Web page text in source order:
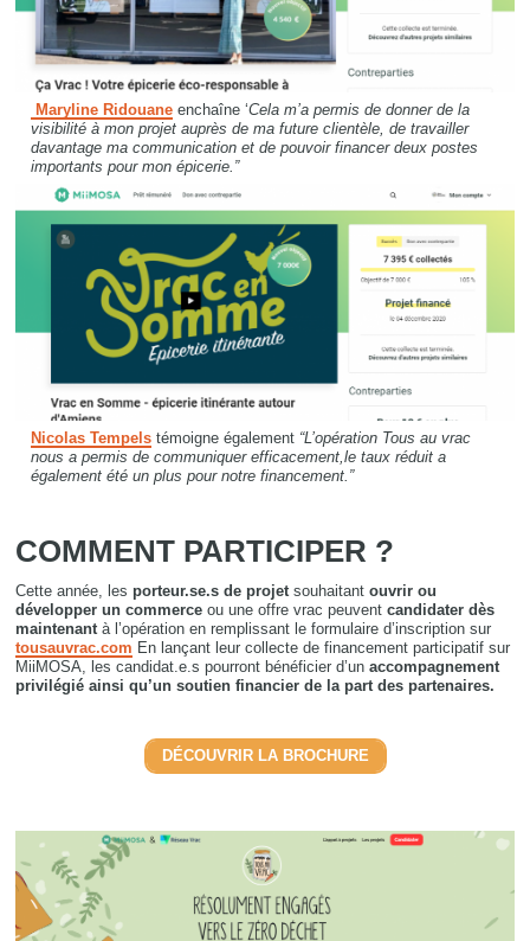
Maryline Ridouane enchaîne ‘Cela m’a permis de donner de la
visibilité à mon projet auprès de ma future clientèle, de travailler
davantage ma communication et de pouvoir financer deux postes
importants pour mon épicerie.”
Nicolas Tempels témoigne également “L’opération Tous au vrac
nous a permis de communiquer efficacement,le taux réduit a
également été un plus pour notre financement.”
COMMENT PARTICIPER ?
Cette année, les porteur.se.s de projetsouhaitant ouvrir ou
développer un commerce ou une offre vrac peuvent candidater dès
maintenantà l’opération en remplissant le formulaire d’inscription sur
tousauvrac.com En lançant leur collecte de financement participatif sur
MiiMOSA, les candidat.e.s pourront bénéficier d’un accompagnement
privilégié ainsi qu’un soutien financier de la part des partenaires.
DÉCOUVRIR LA BROCHURE